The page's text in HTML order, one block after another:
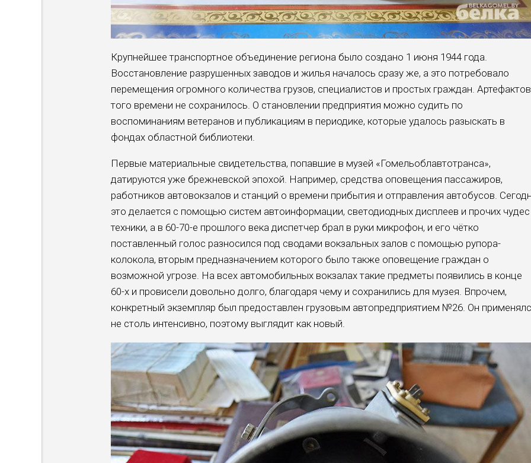
Крупнейшее транспортное объединение региона было создано 1 июня 1944 года.
Восстановление разрушенных заводов и жилья началось сразу же, а это потребовало
перемещения огромного количества грузов, специалистов и простых граждан. Артефактов
того времени не сохранилось. О становлении предприятия можно судить по
воспоминаниям ветеранов и публикациям в периодике, которые удалось разыскать в
фондах областной библиотеки.
Первые материальные свидетельства, попавшие в музей «Гомельоблавтотранса»,
датируются уже брежневской эпохой. Например, средства оповещения пассажиров,
работников автовокзалов и станций о времени прибытия и отправления автобусов.
это делается с помощью систем автоинформации, светодиодных дисплеев и прочих чудес
техники, а в 60-70-е прошлого века диспетчер брал в руки микрофон, и его чётко
поставленный голос разносился под сводами вокзальных залов с помощью рупора-
колокола, вторым предназначением которого было также оповещение граждан о
возможной угрозе. На всех автомобильных вокзалах такие предметы появились в конце
60-х и провисели довольно долго, благодаря чему и сохранились для музея. Впрочем,
конкретный экземпляр был предоставлен грузовым автопредприятием №26. Он
не столь интенсивно, поэтому выглядит как новый.